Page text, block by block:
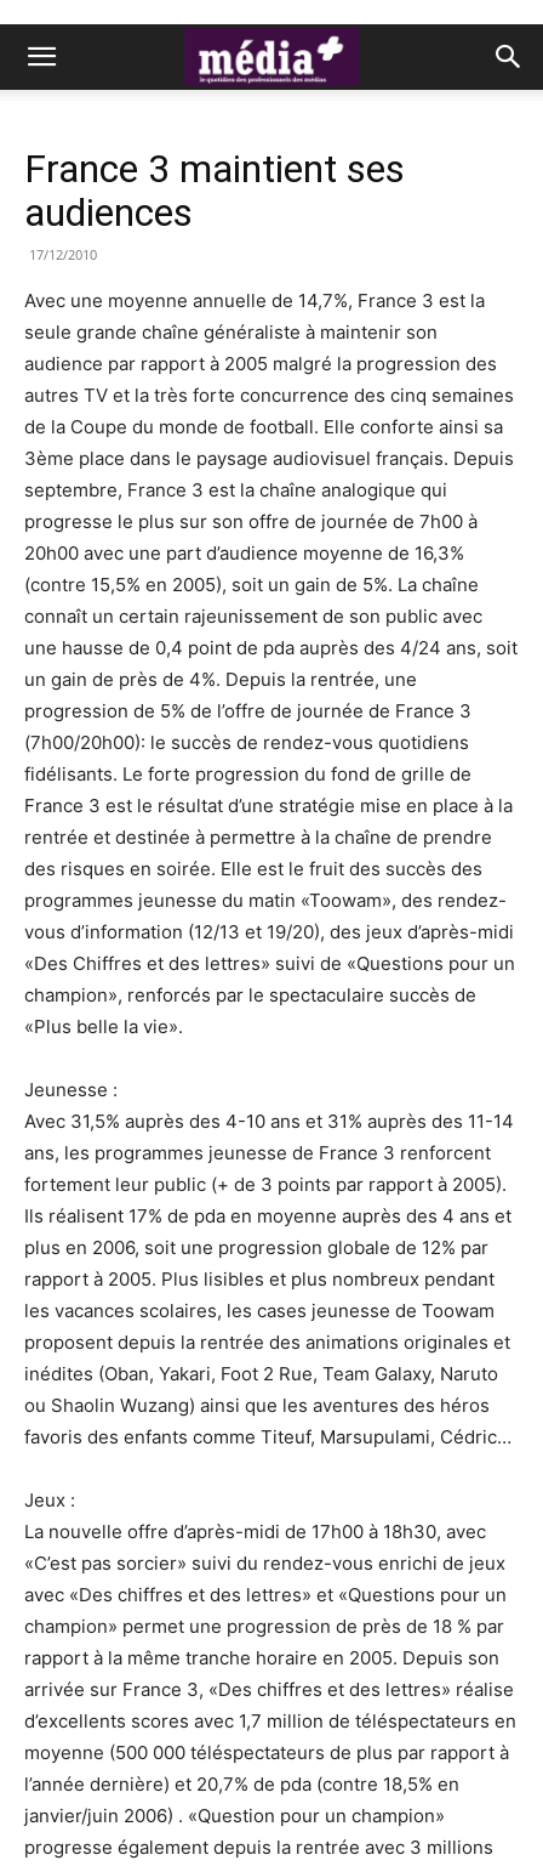
France 3 maintient ses
audiences
17/12/2010
Avec une moyenne annuelle de 14,7%, France 3 est la
seule grande chaîne généraliste à maintenir son
audience par rapport à 2005 malgré la progression des
autres TV et la très forte concurrence des cinq semaines
de la Coupe du monde de football. Elle conforte ainsi sa
3ème place dans le paysage audiovisuel français. Depuis
septembre, France 3 est la chaîne analogique qui
progresse le plus sur son offre de journée de 7h00 à
20h00 avec une part d’audience moyenne de 16,3%
(contre 15,5% en 2005), soit un gain de 5%. La chaîne
connaît un certain rajeunissement de son public avec
une hausse de 0,4 point de pda auprès des 4/24 ans, soit
un gain de près de 4%. Depuis la rentrée, une
progression de 5% de l’offre de journée de France 3
(7h00/20h00): le succès de rendez-vous quotidiens
fidélisants. Le forte progression du fond de grille de
France 3 est le résultat d’une stratégie mise en place à la
rentrée et destinée à permettre à la chaîne de prendre
des risques en soirée. Elle est le fruit des succès des
programmes jeunesse du matin «Toowam», des rendez-
vous d’information (12/13 et 19/20), des jeux d’après-midi
«Des Chiffres et des lettres» suivi de «Questions pour un
champion», renforcés par le spectaculaire succès de
«Plus belle la vie».
Jeunesse :
Avec 31,5% auprès des 4-10 ans et 31% auprès des 11-14
ans, les programmes jeunesse de France 3 renforcent
fortement leur public (+ de 3 points par rapport à 2005).
Ils réalisent 17% de pda en moyenne auprès des 4 ans et
plus en 2006, soit une progression globale de 12% par
rapport à 2005. Plus lisibles et plus nombreux pendant
les vacances scolaires, les cases jeunesse de Toowam
proposent depuis la rentrée des animations originales et
inédites (Oban, Yakari, Foot 2 Rue, Team Galaxy, Naruto
ou Shaolin Wuzang) ainsi que les aventures des héros
favoris des enfants comme Titeuf, Marsupulami, Cédric…
Jeux :
La nouvelle offre d’après-midi de 17h00 à 18h30, avec
«C’est pas sorcier» suivi du rendez-vous enrichi de jeux
avec «Des chiffres et des lettres» et «Questions pour un
champion» permet une progression de près de 18 % par
rapport à la même tranche horaire en 2005. Depuis son
arrivée sur France 3, «Des chiffres et des lettres» réalise
d’excellents scores avec 1,7 million de téléspectateurs en
moyenne (500 000 téléspectateurs de plus par rapport à
l’année dernière) et 20,7% de pda (contre 18,5% en
janvier/juin 2006) . «Question pour un champion»
progresse également depuis la rentrée avec 3 millions